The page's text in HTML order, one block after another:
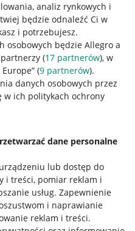
analiz rynkowych i
będzie odnaleźć Ci w
i potrzebujesz.
osobowych będzie Allegro a
(17 partnerów), w
(9 partnerów).
danych osobowych przez
w ich politykach ochrony
dane personalne
lub dostęp do
i treści, pomiar reklam i
usług. Zapewnienie
i naprawianie
reklam i treści.